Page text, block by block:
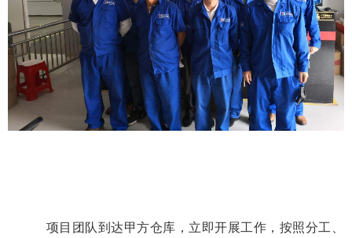
项目团队到达甲方仓库，立即开展工作，按照分工、